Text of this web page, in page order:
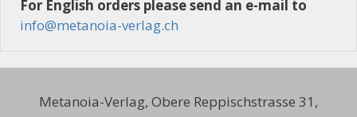
For English orders please send an e-mail to
info@metanoia-verlag.ch
Metanoia-Verlag, Obere Reppischstrasse 31,